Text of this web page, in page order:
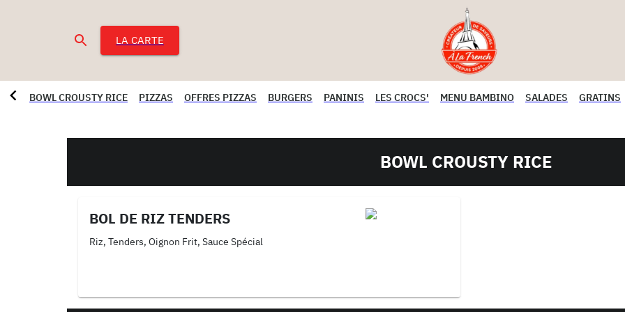
LA CARTE
BOWL CROUSTY RICE PIZZAS OFFRES PIZZAS BURGERS PANINIS LES CROCS' MENU BAMBINO SALADES GRATINS
BOWL CROUSTY RICE
BOL DE RIZ TENDERS
Riz, Tenders, Oignon Frit, Sauce Spécial